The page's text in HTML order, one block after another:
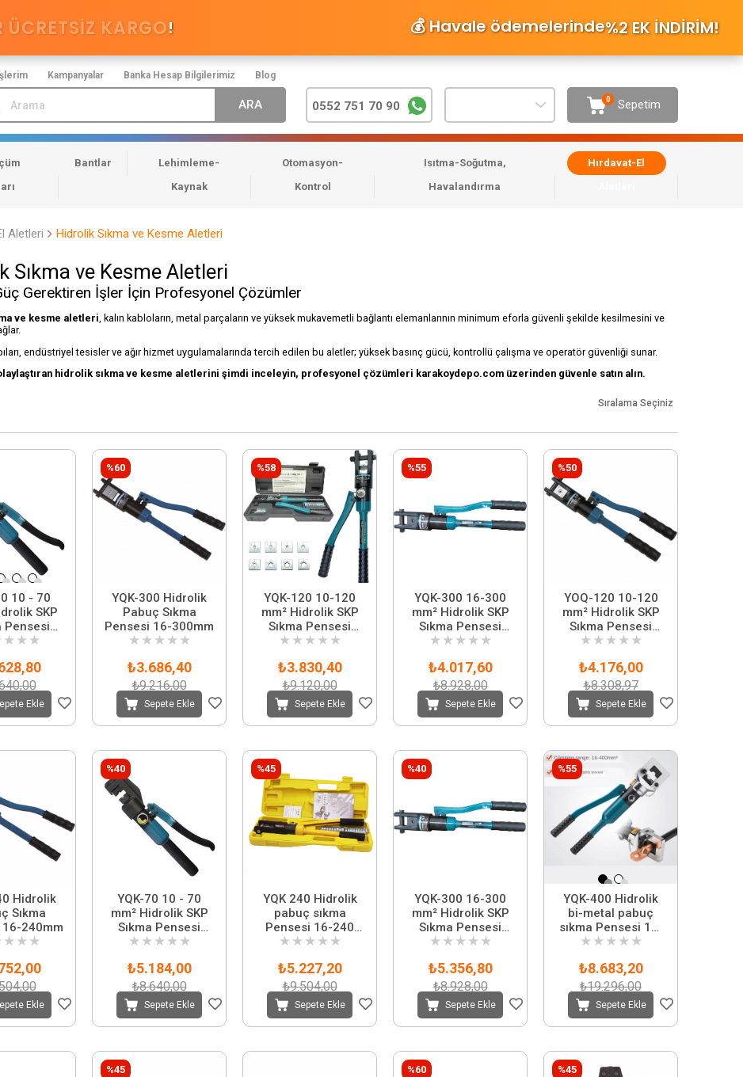
Kampanyalar Banka Hesap Bilgilerimiz Blog
KARGO! 💰 Havale ödemelerinde%2 EK İNDİRİM!
Sepetim
0
0552 751 70 90
Bantlar
Lehimleme-
Kaynak
Otomasyon-
Kontrol
Isıtma-Soğutma,
Havalandırma
Hırdavat-El
Aletleri Hidrolik Sıkma ve Kesme Aletleri
Sıkma ve Kesme Aletleri
Gerektiren İşler İçin Profesyonel Çözümler
ve kesme aletleri , kalın kabloların, metal parçaların ve yüksek mukavemetli bağlantı elemanlarının minimum eforla güvenli şekilde kesilmesini ve
endüstriyel tesisler ve ağır hizmet uygulamalarında tercih edilen bu aletler; yüksek basınç gücü, kontrollü çalışma ve operatör güvenliği sunar.
hidrolik sıkma ve kesme aletlerini şimdi inceleyin, profesyonel çözümleri karakoydepo.com üzerinden güvenle satın alın.
Sıralama Seçiniz
10 - 70
SKP
Pensesi
★ ★ ★
Ekle
YQK-300 Hidrolik
Pabuç Sıkma
Pensesi 16-300mm
★ ★ ★ ★ ★
₺3.686,40
₺9.216,00
Sepete Ekle
%60
YQK-120 10-120
mm² Hidrolik SKP
Sıkma Pensesi
Çantalı
★ ★ ★ ★ ★
₺3.830,40
₺9.120,00
Sepete Ekle
%58
YQK-300 16-300
mm² Hidrolik SKP
Sıkma Pensesi
Çantalı
★ ★ ★ ★ ★
₺4.017,60
₺8.928,00
Sepete Ekle
%55
YOQ-120 10-120
mm² Hidrolik SKP
Sıkma Pensesi
Çantalı Set
★ ★ ★ ★ ★
₺4.176,00
₺8.308,97
Sepete Ekle
%50
Hidrolik
Sıkma
240mm
★ ★ ★
Ekle
YQK-70 10 - 70
mm² Hidrolik SKP
Sıkma Pensesi
Çantalı
★ ★ ★ ★ ★
₺5.184,00
₺8.640,00
Sepete Ekle
%40
YQK 240 Hidrolik
pabuç sıkma
Pensesi 16-240
mm2 arası
★ ★ ★ ★ ★
₺5.227,20
₺9.504,00
Sepete Ekle
%45
YQK-300 16-300
mm² Hidrolik SKP
Sıkma Pensesi
Çantalı
★ ★ ★ ★ ★
₺5.356,80
₺8.928,00
Sepete Ekle
%40
YQK-400 Hidrolik
bi-metal pabuç
sıkma Pensesi 16-
400 mm2 arası
★ ★ ★ ★ ★
₺8.683,20
₺19.296,00
Sepete Ekle
%55
%45 %60 %45